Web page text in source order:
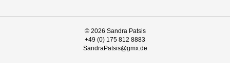
© 2026 Sandra Patsis
+49 (0) 175 812 8883
SandraPatsis@gmx.de